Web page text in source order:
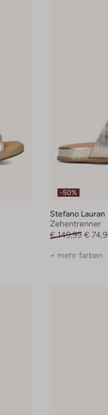
-50%
Stefano Lauran
Zehentrenner
€ 149,99 €
+ mehr farben